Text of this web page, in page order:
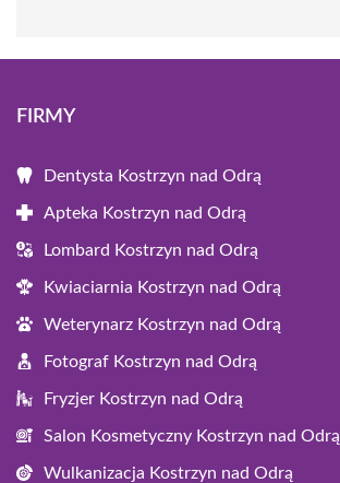
FIRMY
Dentysta Kostrzyn nad Odrą
Apteka Kostrzyn nad Odrą
Lombard Kostrzyn nad Odrą
Kwiaciarnia Kostrzyn nad Odrą
Weterynarz Kostrzyn nad Odrą
Fotograf Kostrzyn nad Odrą
Fryzjer Kostrzyn nad Odrą
Salon Kosmetyczny Kostrzyn nad Odrą
Wulkanizacja Kostrzyn nad Odrą